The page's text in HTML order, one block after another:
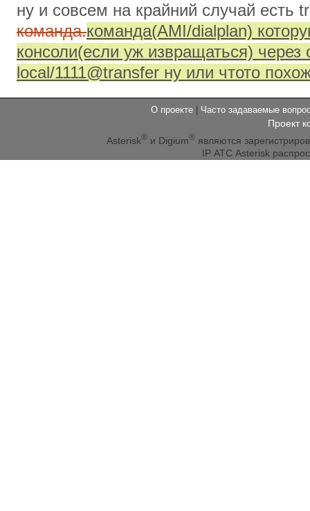
ну и совсем на крайний случай есть
команда.команда(AMI/dialplan)
консоли(если уж извращаться) через
local/1111@transfer ну или чтото
О проекте | Часто задаваемые
Проект
Asterisk®и Digium®являются
IP АТС Asterisk